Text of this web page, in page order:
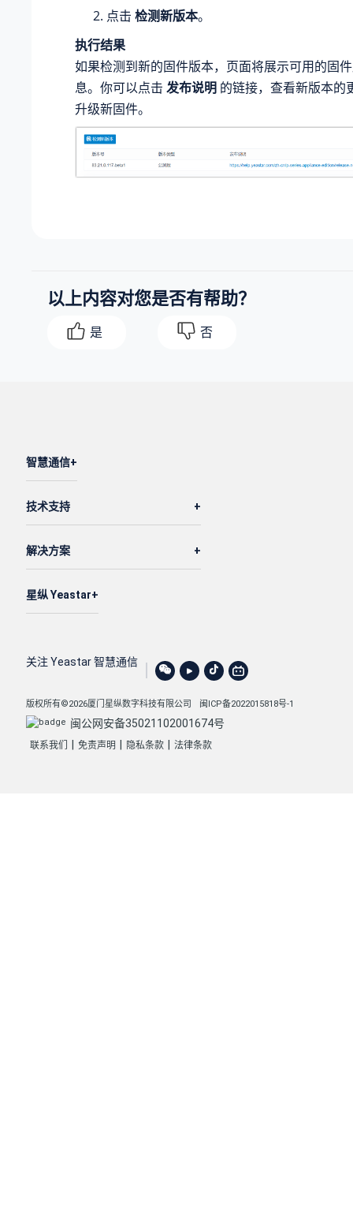
点击 检测新版本。
执行结果
如果检测到新的固件版本，页面将展示可用的固
息。你可以点击 发布说明 的链接，查看新版本的
升级新固件。
以上内容对您是否有帮助？
是 否
智慧通信
技术支持
解决方案
星纵 Yeastar
关注 Yeastar 智慧通信
版权所有©2026厦门星纵数字科技有限公司 闽ICP备2022015818号-1
闽公网安备35021102001674号
联系我们 免责声明 隐私条款 法律条款